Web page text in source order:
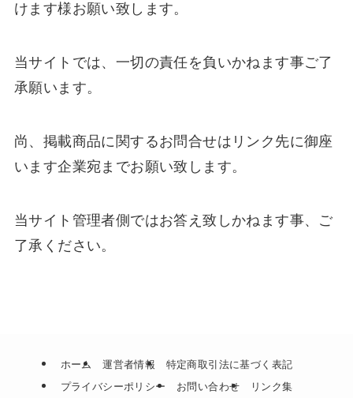
けます様お願い致します。
当サイトでは、一切の責任を負いかねます事ご了
承願います。
尚、掲載商品に関するお問合せはリンク先に御座
います企業宛までお願い致します。
当サイト管理者側ではお答え致しかねます事、ご
了承ください。
ホーム 運営者情報
特定商取引法に基づく表記
プライバシーポリシー
お問い合わせ リンク集